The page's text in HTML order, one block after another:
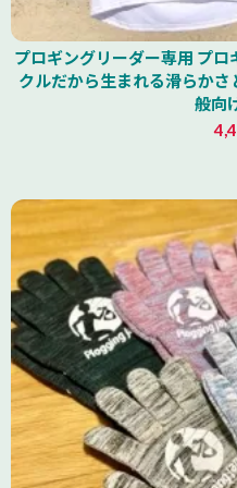
プロギングリーダー専用 プ
クルだから生まれる滑らか
般向